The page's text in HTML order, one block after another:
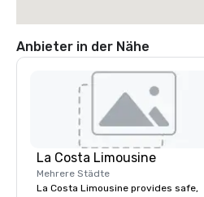
Anbieter in der Nähe
La Costa Limousine
Mehrere Städte
La Costa Limousine provides safe,